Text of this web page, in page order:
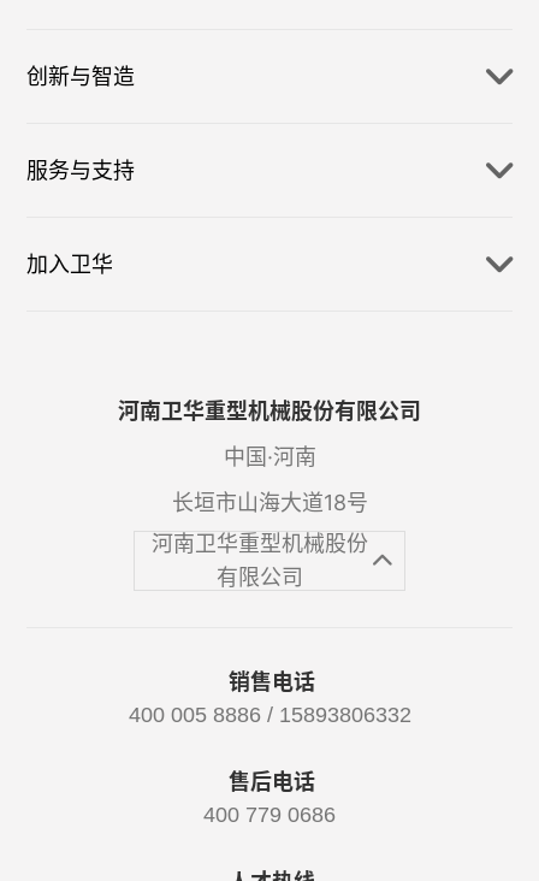
创新与智造
服务与支持
加入卫华
河南卫华重型机械股份有限公司
中国·河南
长垣市山海大道18号
河南卫华重型机械股份
有限公司
销售电话
400 005 8886 / 15893806332
售后电话
400 779 0686